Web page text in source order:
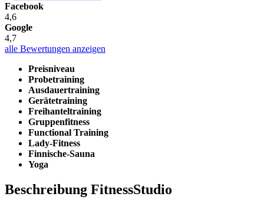
Facebook
4,6
Google
4,7
alle Bewertungen anzeigen
Preisniveau
Probetraining
Ausdauertraining
Gerätetraining
Freihanteltraining
Gruppenfitness
Functional Training
Lady-Fitness
Finnische-Sauna
Yoga
Beschreibung FitnessStudio